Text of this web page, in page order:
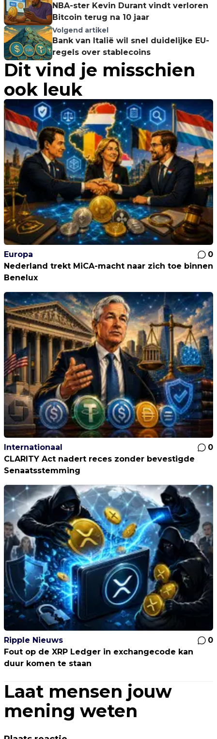
NBA-ster Kevin Durant vindt verloren
Bitcoin terug na 10 jaar
Volgend artikel
Bank van Italië wil snel duidelijke EU-
regels over stablecoins
Dit vind je misschien
ook leuk
Europa
0
Nederland trekt MiCA-macht naar zich toe binnen
Benelux
Internationaal
0
CLARITY Act nadert reces zonder bevestigde
Senaatsstemming
Ripple Nieuws
0
Fout op de XRP Ledger in exchangecode kan
duur komen te staan
Laat mensen jouw
mening weten